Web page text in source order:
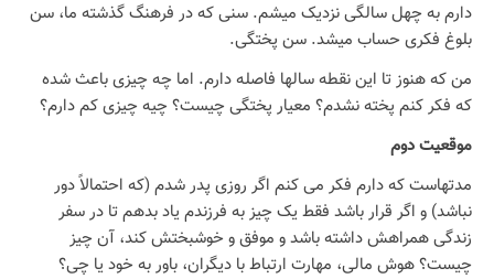
دارم به چهل سالگی نزدیک میشم. سنی که در فرهنگ گذشته ما، سن
بلوغ فکری حساب میشد. سن پختگی.
من که هنوز تا این نقطه سالها فاصله دارم. اما چه چیزی باعث شده
که فکر کنم پخته نشدم؟ معیار پختگی چیست؟ چیه چیزی کم دارم؟
موقعیت دوم
مدتهاست که دارم فکر می کنم اگر روزی پدر شدم (که احتمالاً دور
نباشد) و اگر قرار باشد فقط یک چیز به فرزندم یاد بدهم تا در سفر
زندگی همراهش داشته باشد و موفق و خوشبختش کند، آن چیز
چیست؟ هوش مالی، مهارت ارتباط با دیگران، باور به خود یا چی؟